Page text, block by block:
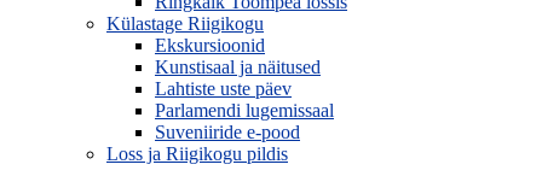
Külastage Riigikogu
Ekskursioonid
Kunstisaal ja näitused
Lahtiste uste päev
Parlamendi lugemissaal
Suveniiride e-pood
Loss ja Riigikogu pildis